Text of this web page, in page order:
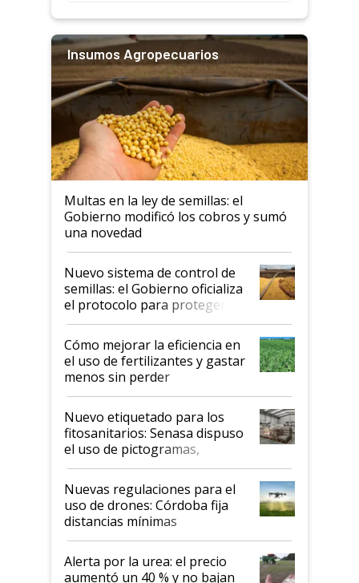
Insumos Agropecuarios
Multas en la ley de semillas: el
Gobierno modificó los cobros y sumó
una novedad
Nuevo sistema de control de
semillas: el Gobierno oficializa
el protocolo para proteger la
propiedad intelectual
Cómo mejorar la eficiencia en
el uso de fertilizantes y gastar
menos sin perder
productividad en la campaña
fina
Nuevo etiquetado para los
fitosanitarios: Senasa dispuso
el uso de pictogramas,
palabras de advertencia e
indicaciones
Nuevas regulaciones para el
uso de drones: Córdoba fija
distancias mínimas
Alerta por la urea: el precio
aumentó un 40 % y no bajan